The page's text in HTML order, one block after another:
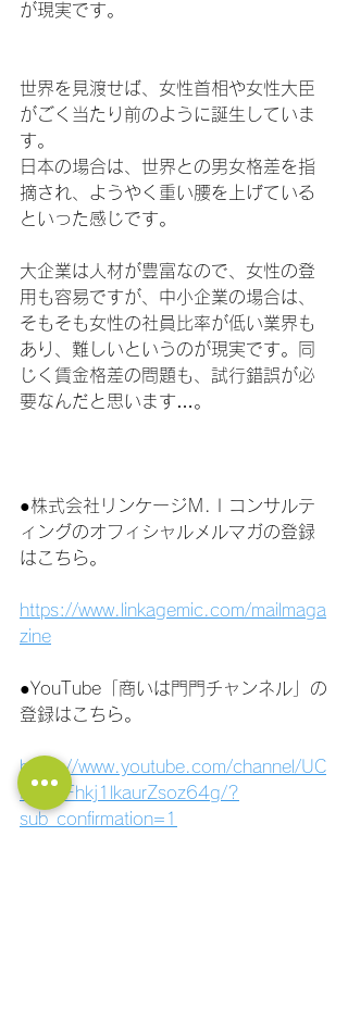
が現実です。
世界を見渡せば、女性首相や女性大臣
がごく当たり前のように誕生していま
す。
日本の場合は、世界との男女格差を指
摘され、ようやく重い腰を上げている
といった感じです。
大企業は人材が豊富なので、女性の登
用も容易ですが、中小企業の場合は、
そもそも女性の社員比率が低い業界も
あり、難しいというのが現実です。同
じく賃金格差の問題も、試行錯誤が必
要なんだと思います…。
●株式会社リンケージＭ.Ｉコンサルテ
ィングのオフィシャルメルマガの登録
はこちら。
https://www.linkagemic.com/mailmaga
zine
●YouTube「商いは門門チャンネル」の
登録はこちら。
https://www.youtube.com/channel/UC
PtBCiFhkj1lkaurZsoz64g/?
sub_confirmation=1